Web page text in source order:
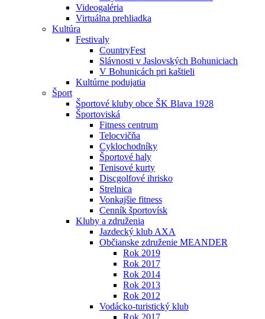
Videogaléria
Virtuálna prehliadka
Kultúra
Festivaly
CountryFest
Slávnosti v Jaslovských Bohuniciach
V Bohunicách pri kaštieli
Kultúrne podujatia
Šport
Športové kluby obce ŠK Blava 1928
Športoviská
Fitness centrum
Telocvičňa
Cyklochodníky
Športové haly
Tenisové kurty
Discgolfové ihrisko
Strelnica
Vonkajšie fitness
Cenník športovísk
Kluby a združenia
Jazdecký klub AXA
Občianske združenie MEANDER
Rok 2019
Rok 2017
Rok 2014
Rok 2013
Rok 2012
Vodácko-turistický klub
Rok 2017